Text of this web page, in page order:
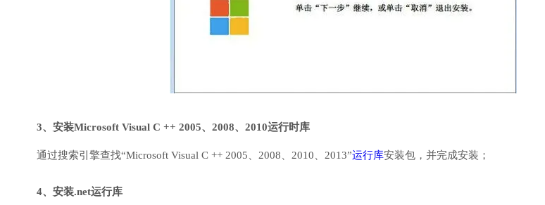
3、安装Microsoft Visual C ++ 2005、2008、2010运行时库
通过搜索引擎查找“Microsoft Visual C ++ 2005、2008、2010、2013”运行库安装包，并完成安装；
4、安装.net运行库